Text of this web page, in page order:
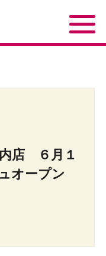
店 ６月１
オープン